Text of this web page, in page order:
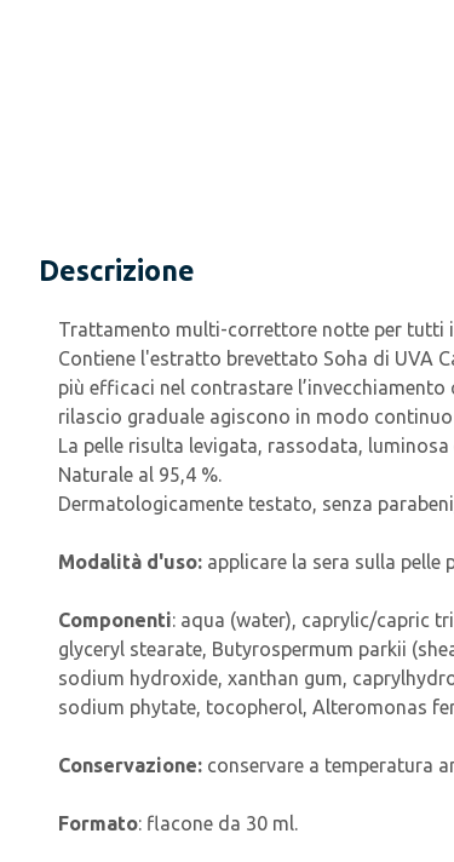
Descrizione
Trattamento multi-correttore notte per tutti i
Contiene l'estratto brevettato Soha di UVA
più efficaci nel contrastare
rilascio graduale agiscono in modo
La pelle risulta levigata, rassodata,
Naturale al 95,4 %.
Dermatologicamente testato, senza
Modalità d'uso: applicare la sera sulla pelle
Componenti: aqua (water), caprylic/capric
glyceryl stearate, Butyrospermum parkii
sodium hydroxide, xanthan gum,
sodium phytate, tocopherol, Alteromonas
Conservazione: conservare a temperatura
Formato: flacone da 30 ml.